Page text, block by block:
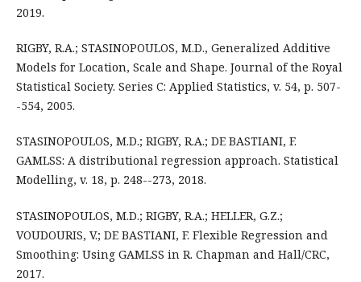
2019.
RIGBY, R.A.; STASINOPOULOS, M.D., Generalized Additive
Models for Location, Scale and Shape. Journal of the Royal
Statistical Society. Series C: Applied Statistics, v. 54, p. 507-
-554, 2005.
STASINOPOULOS, M.D.; RIGBY, R.A.; DE BASTIANI, F.
GAMLSS: A distributional regression approach. Statistical
Modelling, v. 18, p. 248--273, 2018.
STASINOPOULOS, M.D.; RIGBY, R.A.; HELLER, G.Z.;
VOUDOURIS, V.; DE BASTIANI, F. Flexible Regression and
Smoothing: Using GAMLSS in R. Chapman and Hall/CRC,
2017.